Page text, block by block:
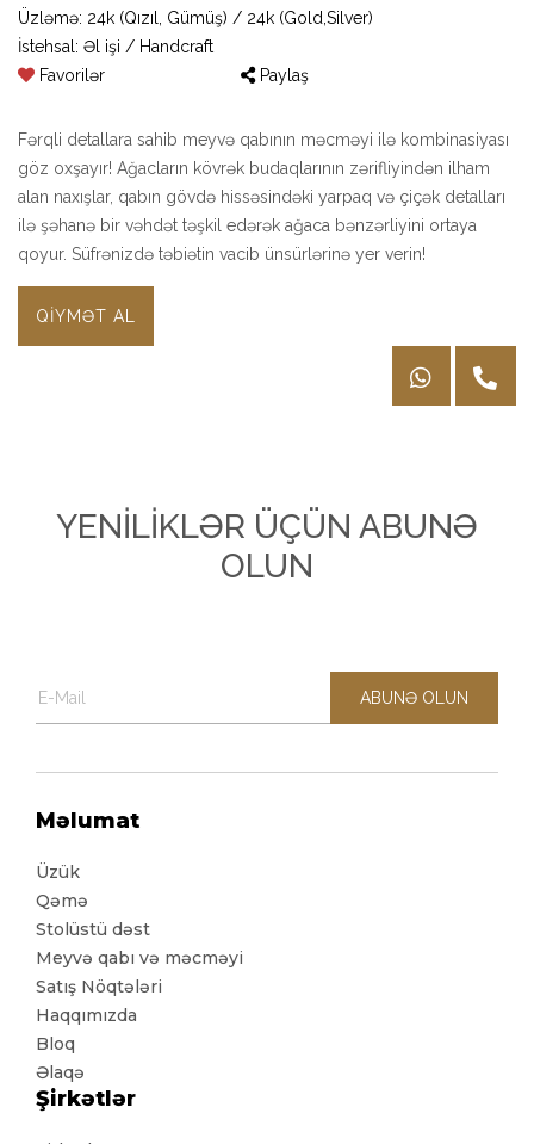
Üzləmə: 24k (Qızıl, Gümüş) / 24k (Gold,Silver)
İstehsal: Əl işi / Handcraft
Favorilər
Paylaş
Fərqli detallara sahib meyvə qabının məcməyi ilə kombinasiyası
göz oxşayır! Ağacların kövrək budaqlarının zərifliyindən ilham
alan naxışlar, qabın gövdə hissəsindəki yarpaq və çiçək detalları
ilə şəhanə bir vəhdət təşkil edərək ağaca bənzərliyini ortaya
qoyur. Süfrənizdə təbiətin vacib ünsürlərinə yer verin!
QIYMƏT AL
YENİLİKLƏR ÜÇÜN ABUNƏ
OLUN
ABUNƏ OLUN
Məlumat
Üzük
Qəmə
Stolüstü dəst
Meyvə qabı və məcməyi
Satış Nöqtələri
Haqqımızda
Bloq
Əlaqə
Şirkətlər